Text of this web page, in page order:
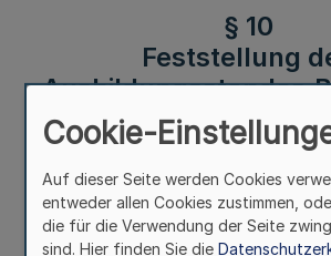
§ 10
Feststellung
ung
Mehr
(1) Jede Prüfungsarbeit ist daraufhin
Cookie-
Auf dieser Seite werden Cookies
entweder allen Cookies zustimmen,
die für die Verwendung der Seite
sind. Hier finden Sie die